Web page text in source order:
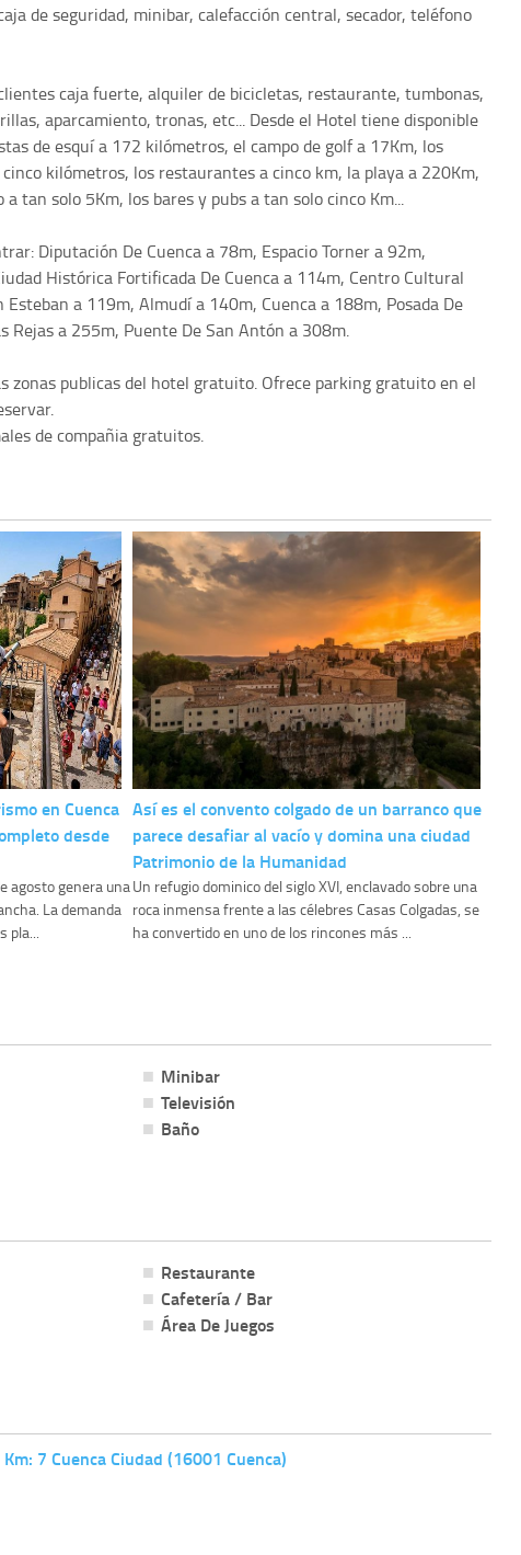
de seguridad, minibar, calefacción central, secador, teléfono
caja fuerte, alquiler de bicicletas, restaurante, tumbonas,
aparcamiento, tronas, etc... Desde el Hotel tiene disponible
de esquí a 172 kilómetros, el campo de golf a 17Km, los
kilómetros, los restaurantes a cinco km, la playa a 220Km,
tan solo 5Km, los bares y pubs a tan solo cinco Km...
Diputación De Cuenca a 78m, Espacio Torner a 92m,
Histórica Fortificada De Cuenca a 114m, Centro Cultural
a 119m, Almudí a 140m, Cuenca a 188m, Posada De
Rejas a 255m, Puente De San Antón a 308m.
zonas publicas del hotel gratuito. Ofrece parking gratuito en el
de compañia gratuitos.
en Cuenca
desde
agosto genera una
La demanda
pla...
Así es el convento colgado de un barranco que
parece desafiar al vacío y domina una ciudad
Patrimonio de la Humanidad
Un refugio dominico del siglo XVI, enclavado sobre una
roca inmensa frente a las célebres Casas Colgadas, se
ha convertido en uno de los rincones más ...
Minibar
Televisión
Baño
Restaurante
Cafetería / Bar
Área De Juegos
7 Cuenca Ciudad (16001 Cuenca)